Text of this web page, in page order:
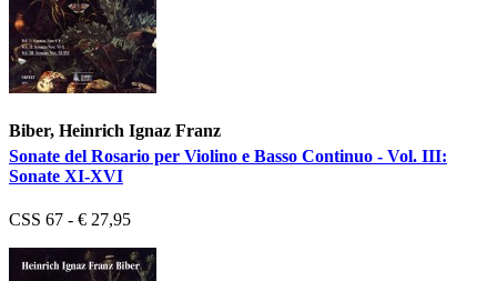
Biber, Heinrich Ignaz Franz
Sonate del Rosario per Violino e Basso Continuo - Vol. III:
Sonate XI-XVI
CSS 67 - € 27,95